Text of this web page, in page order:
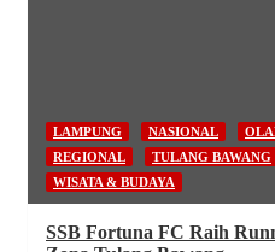
LAMPUNG NASIONAL
REGIONAL
TULANG BAWANG
WISATA & BUDAYA
SSB Fortuna FC Raih